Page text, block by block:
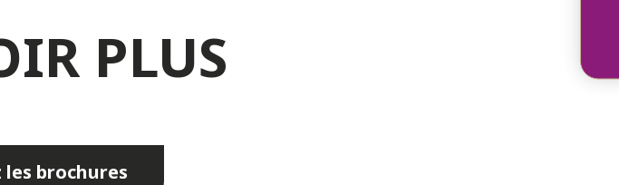
PLUS
les brochures